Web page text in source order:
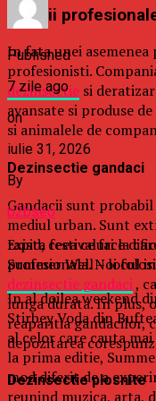
Solutii
In fata unei asemenea
profesionisti.
dezinsectie si
avansate si produse
si animalele de
Dezinsectie gandaci
Gandacii sunt
mediul urban. Sunt
rapid, ceea ce face
profesionala. Noi
dezinsectie gandaci,
lunga durata. In plus,
reaparitia gandacilor,
depozitarea
Dezinsectie plosnite
Published
7 zile ago
on
iulie 31, 2026
By
b2bseo
Exista festivaluri la
Summer Well – locul
In al doilea weekend
Stirbey Voda din
al celor care cauta
la prima editie,
mod diferit de a
reunind muzica, arta,